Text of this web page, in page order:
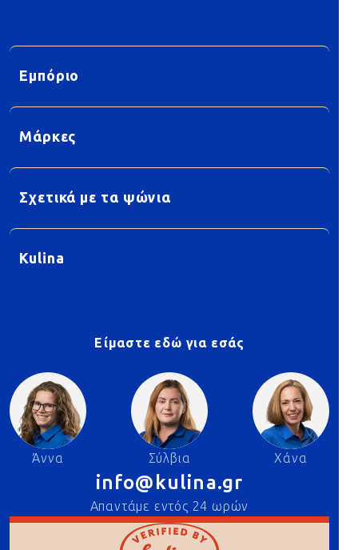
Εμπόριο
Μάρκες
Σχετικά με τα ψώνια
Kulina
Είμαστε εδώ για εσάς
Άννα Σύλβια Χάνα
info@kulina.gr
Απαντάμε εντός 24 ωρών